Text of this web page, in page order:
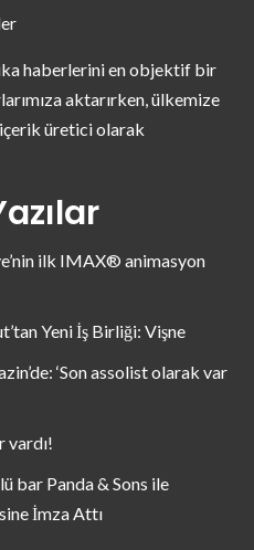
haberlerini en objektif bir
aktarırken, ülkemize
üretici olarak
ilk IMAX® animasyon
Yeni İş Birliği: Vişne
‘Son assolist olarak var
vardı!
bar Panda & Sons ile
İmza Attı